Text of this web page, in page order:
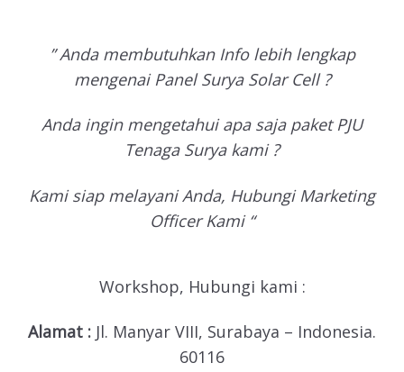
” Anda membutuhkan Info lebih lengkap
mengenai Panel Surya Solar Cell ?
Anda ingin mengetahui apa saja paket PJU
Tenaga Surya kami ?
Kami siap melayani Anda, Hubungi Marketing
Officer Kami “
Workshop, Hubungi kami :
Alamat : Jl. Manyar VIII, Surabaya – Indonesia.
60116